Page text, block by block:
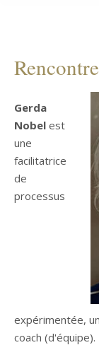
Gerda
Nobel est
une
facilitatrice
de
processus
expérimentée,
coach